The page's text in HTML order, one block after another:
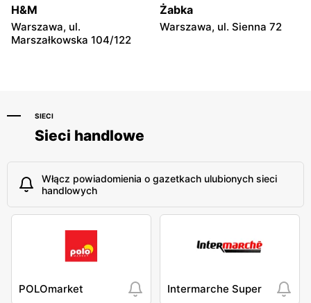
21
Top Market Top Market
H&M
Warszawa, ul.
Marszałkowska 104/122
Żabka
Warszawa, ul. Sienna 72
SIECI
Sieci handlowe
Włącz powiadomienia o gazetkach ulubionych sieci
handlowych
POLOmarket Intermarche Super